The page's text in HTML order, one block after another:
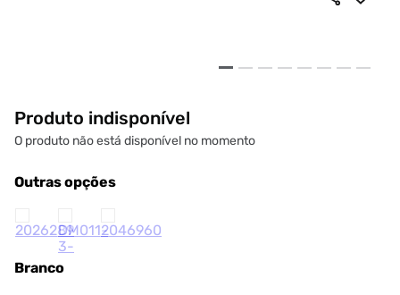
Produto indisponível
O produto não está disponível no momento
Outras opções
Branco